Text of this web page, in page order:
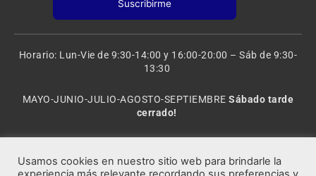
Horario: Lun-Vie de 9:30-14:00 y 16:00-20:00 – Sáb de 9:30-
13:30
MAYO-JUNIO-JULIO-AGOSTO-SEPTIEMBRESábado tarde
cerrado!
Usamos cookies en nuestro sitio web para brindarle la